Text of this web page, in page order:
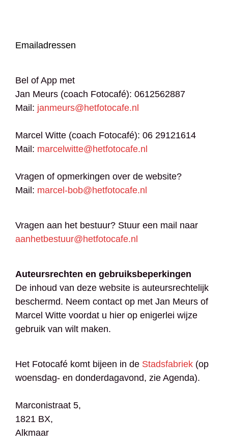
Emailadressen
Bel of App met
Jan Meurs (coach Fotocafé): 0612562887
Mail: janmeurs@hetfotocafe.nl
Marcel Witte (coach Fotocafé): 06 29121614
Mail: marcelwitte@hetfotocafe.nl
Vragen of opmerkingen over de website?
Mail: marcel-bob@hetfotocafe.nl
Vragen aan het bestuur? Stuur een mail naar
aanhetbestuur@hetfotocafe.nl
Auteursrechten en gebruiksbeperkingen
De inhoud van deze website is auteursrechtelijk
beschermd. Neem contact op met Jan Meurs of
Marcel Witte voordat u hier op enigerlei wijze
gebruik van wilt maken.
Het Fotocafé komt bijeen in de Stadsfabriek (op
woensdag- en donderdagavond, zie Agenda).
Marconistraat 5,
1821 BX,
Alkmaar​